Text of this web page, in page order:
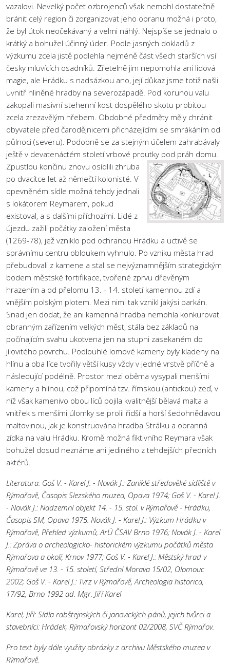
vazalovi. Nevelký počet ozbrojenců však nemohl dostatečně
bránit celý region či zorganizovat jeho obranu možná i proto,
že byl útok neočekávaný a velmi náhlý. Nejspíše se jednalo o
krátký a bohužel účinný úder. Podle jasných dokladů z
výzkumu zcela jistě podlehla nejméně část všech starších vsí
česky mluvících osadníků. Zřetelně jim nepomohla ani lidová
magie, ale Hrádku s nadsázkou ano, její důkaz jsme totiž našli
uvnitř hliněné hradby na severozápadě. Pod korunou valu
zakopali masivní stehenní kost dospělého skotu probitou
zcela zrezavělým hřebem. Obdobné předměty měly chránit
obyvatele před čarodějnicemi přicházejícími se smrákáním od
půlnoci (severu). Podobně se za stejným účelem zahrabávaly
ještě v devatenáctém století vrbové proutky pod práh domu.
Zpustlou končinu znovu osídlili zhruba
po dvacítce let až němečtí kolonisté. V
opevněném sídle možná tehdy jednali
s lokátorem Reymarem, pokud
existoval, a s dalšími příchozími. Lidé z
újezdu zažili počátky založení města
(1269-78), jež vzniklo pod ochranou Hrádku a uctivě se
správnímu centru obloukem vyhnulo. Po vzniku města hrad
přebudovali z kamene a stal se nejvýznamnějším strategickým
bodem městské fortifikace, tvořené zprvu dřevěným
hrazením a od přelomu 13. - 14. století kamennou zdí a
vnějším polským plotem. Mezi nimi tak vznikl jakýsi parkán.
Snad jen dodat, že ani kamenná hradba nemohla konkurovat
obranným zařízením velkých měst, stála bez základů na
počínajícím svahu ukotvena jen na stupni zasekaném do
jílovitého povrchu. Podlouhlé lomové kameny byly kladeny na
hlínu a oba líce tvořily větší kusy vždy v jedné vrstvě příčně a
následující podélně. Prostor mezi oběma vysypali menšími
kameny a hlínou, což připomíná tzv. římskou (antickou) zeď, v
níž však kamenivo obou líců pojila kvalitnější bělavá malta a
vnitřek s menšími úlomky se prolil řidší a horší šedohnědavou
maltovinou, jak je konstruována hradba Strálku a obranná
zídka na valu Hrádku. Kromě možná fiktivního Reymara však
bohužel dosud neznáme ani jediného z tehdejších předních
aktérů.
Literatura: Goš V. - Karel J. - Novák J.: Zaniklé středověké sídliště v
Rýmařově, Časopis Slezského muzea, Opava 1974; Goš V. - Karel J.
- Novák J.: Nadzemní objekt 14. - 15. stol. v Rýmařově - Hrádku,
Časopis SM, Opava 1975. Novák J. - Karel J.: Výzkum Hrádku v
Rýmařově, Přehled výzkumů, ArÚ ČSAV Brno 1976; Novák J. - Karel
J.: Zpráva o archeologicko- historickém výzkumu počátků města
Rýmařova a okolí, Krnov 1977; Goš V. - Karel J.: Městský hrad v
Rýmařově ve 13. - 15. století, Střední Morava 15/02, Olomouc
2002; Goš V. - Karel J.: Tvrz v Rýmařově, Archeologia historica,
17/92, Brno 1992 ad. Mgr. Jiří Karel
Karel, Jiří: Sídla rabštejnských či janovických pánů, jejich tvůrci a
stavebníci: Hrádek; Rýmařovský horizont 02/2008, SVČ Rýmařov.
Pro text byly dále využity obrázky z archivu Městského muzea v
Rýmařově.